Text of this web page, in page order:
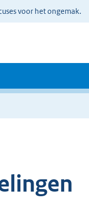
voor het ongemak.